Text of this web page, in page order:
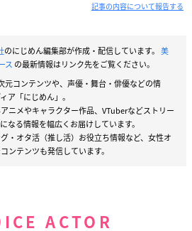
記事の内容について報告する
のにじめん編集部が作成・配信しています。 美
ス の最新情報はリンク先をご覧ください。
元コンテンツや、声優・舞台・俳優などの情
ア「にじめん」。
ニメやキャラクター作品、VTuberなどストリー
なる情報を幅広くお届けしています。
・オタ活（推し活）お役立ち情報など、女性オ
ンテンツも発信しています。
ACTOR